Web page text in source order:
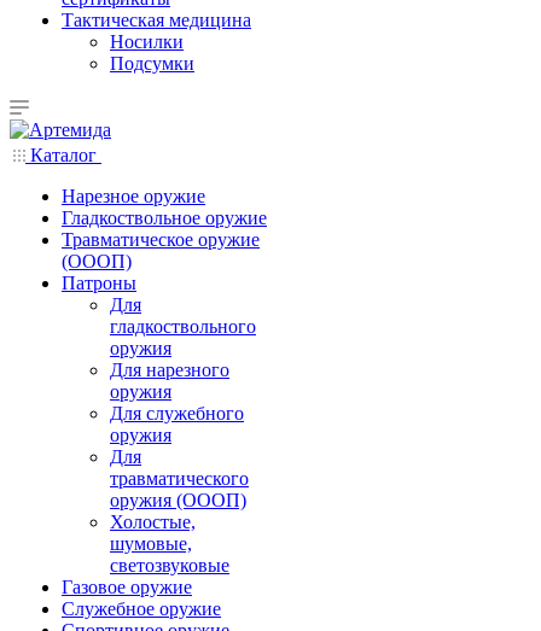
Тактическая медицина
Носилки
Подсумки
Каталог
Нарезное оружие
Гладкоствольное оружие
Травматическое оружие
(ОООП)
Патроны
Для
гладкоствольного
оружия
Для нарезного
оружия
Для служебного
оружия
Для
травматического
оружия (ОООП)
Холостые,
шумовые,
светозвуковые
Газовое оружие
Служебное оружие